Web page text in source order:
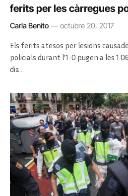
ferits per les càrregues
Carla Benito octubre 20, 2017
Els ferits atesos per lesions
policials durant l’1-O pugen a les
dia…